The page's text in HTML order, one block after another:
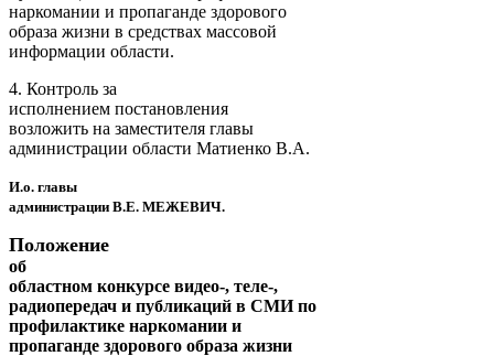
наркомании и пропаганде здорового
образа жизни в средствах массовой
информации области.
4. Контроль за
исполнением постановления
возложить на заместителя главы
администрации области Матиенко В.А.
И.о. главы
администрации В.Е. МЕЖЕВИЧ.
Положение
об
областном конкурсе видео-, теле-,
радиопередач и публикаций в СМИ по
профилактике наркомании и
пропаганде здорового образа жизни